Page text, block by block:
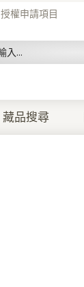
授權申請項目
藏品搜尋